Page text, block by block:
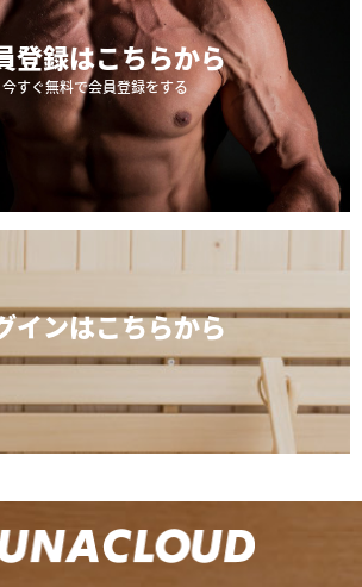
登録はこちらから
今すぐ無料で会員登録をする
インはこちらから